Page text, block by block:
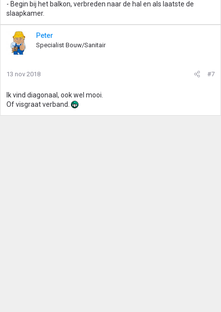
- Begin bij het balkon, verbreden naar de hal en als laatste de
slaapkamer.
Peter
Specialist Bouw/Sanitair
13 nov 2018 #7
Ik vind diagonaal, ook wel mooi.
Of visgraat verband.